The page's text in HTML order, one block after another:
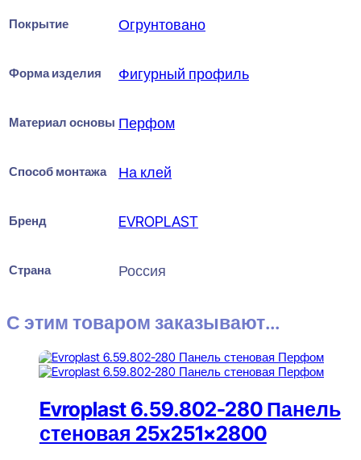
Покрытие Огрунтовано
Форма изделия Фигурный профиль
Материал основы Перфом
Способ монтажа На клей
Бренд EVROPLAST
Страна Россия
С этим товаром заказывают...
Evroplast 6.59.802-280 Панель
стеновая 25x251x2800